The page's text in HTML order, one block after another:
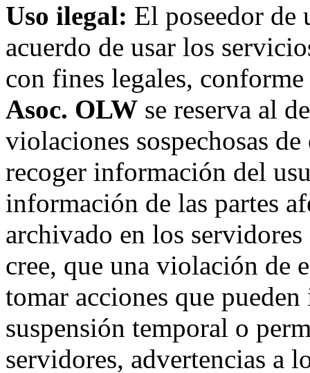
Uso ilegal: El poseedor de
acuerdo de usar los
con fines legales,
Asoc. OLW se reserva al
violaciones sospechosas
recoger información del
información de las partes
archivado en los
cree, que una violación de
tomar acciones que
suspensión temporal o
servidores, advertencias a